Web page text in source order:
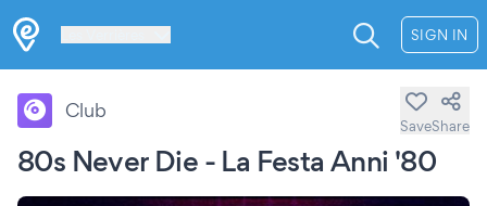
SIGN IN
80s Never Die - La Festa Anni '80
Club
SaveShare